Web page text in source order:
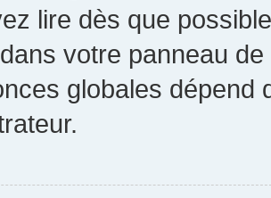
lire dès que
votre panneau
globales dépend